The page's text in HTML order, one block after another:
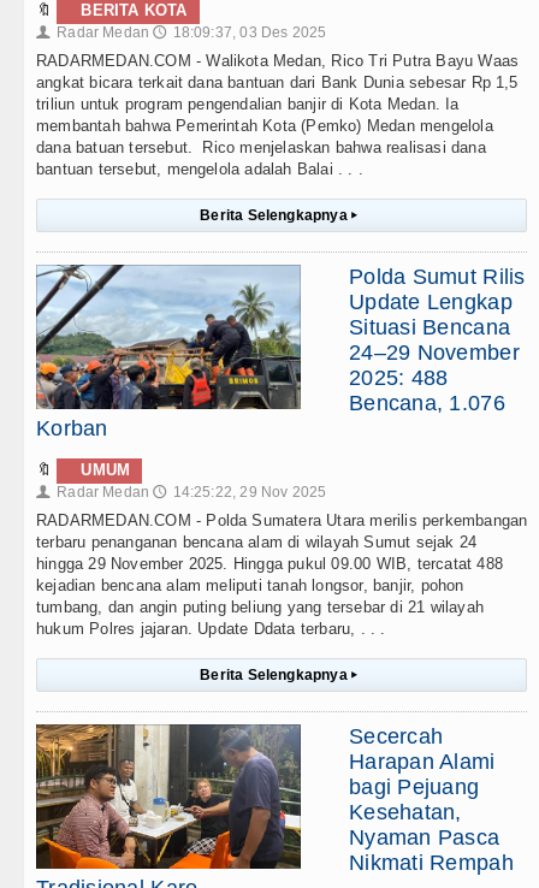
🔖 BERITA KOTA
👤 Radar Medan 🕔 18:09:37, 03 Des 2025
RADARMEDAN.COM - Walikota Medan, Rico Tri Putra Bayu Waas
angkat bicara terkait dana bantuan dari Bank Dunia sebesar Rp 1,5
triliun untuk program pengendalian banjir di Kota Medan. Ia
membantah bahwa Pemerintah Kota (Pemko) Medan mengelola
dana batuan tersebut. Rico menjelaskan bahwa realisasi dana
bantuan tersebut, mengelola adalah Balai . . .
Berita Selengkapnya ▸
Polda Sumut Rilis
Update Lengkap
Situasi Bencana
24–29 November
2025: 488
Bencana, 1.076
Korban
🔖 UMUM
👤 Radar Medan 🕔 14:25:22, 29 Nov 2025
RADARMEDAN.COM - Polda Sumatera Utara merilis perkembangan
terbaru penanganan bencana alam di wilayah Sumut sejak 24
hingga 29 November 2025. Hingga pukul 09.00 WIB, tercatat 488
kejadian bencana alam meliputi tanah longsor, banjir, pohon
tumbang, dan angin puting beliung yang tersebar di 21 wilayah
hukum Polres jajaran. Update Ddata terbaru, . . .
Berita Selengkapnya ▸
Secercah
Harapan Alami
bagi Pejuang
Kesehatan,
Nyaman Pasca
Nikmati Rempah